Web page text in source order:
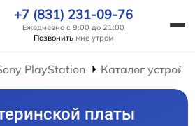
+7 (831) 231-09-76
Ежедневно с 9:00 до 21:00
Позвонить мне утром
PlayStation Каталог
платы